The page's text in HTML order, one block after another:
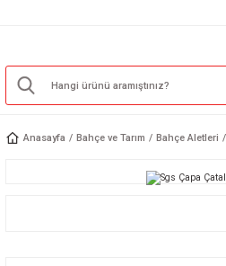
Anasayfa Bahçe ve Tarım Bahçe Aletleri